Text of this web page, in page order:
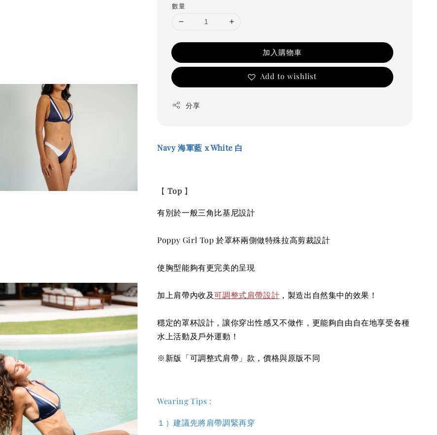
數量
加入購物車
Add to wishlist
分享
Navy海軍藍 x White 白
【Top】
有別於一般三角比基尼設計
Poppy Girl Top 於罩杯兩側做特殊拉高剪裁設計
使胸型能夠有更完美的呈現
加上肩帶內收及可調整式肩帶設計 ，製造出自然集中的效果！
穩定的罩杯設計，讓你穿出性感又不做作，更能夠自由自在地享受各種
水上活動及戶外運動！
※新版「可調整式肩帶」款，價格與原版不同
Wearing Tips :
１）建議先將肩帶調緊再穿